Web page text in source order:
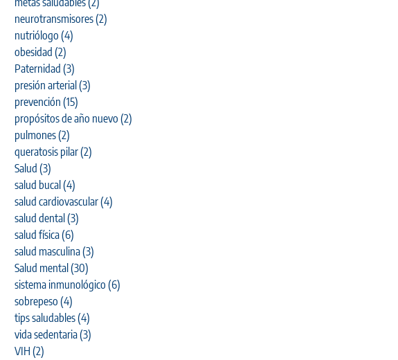
neurotransmisores(2)
nutriólogo (4)
obesidad (2)
Paternidad (3)
presión arterial(3)
prevención (15)
propósitos de año nuevo (2)
pulmones(2)
queratosis pilar(2)
Salud (3)
salud bucal(4)
salud cardiovascular(4)
salud dental(3)
salud física(6)
salud masculina(3)
Salud mental(30)
sistema inmunológico (6)
sobrepeso (4)
tips saludables(4)
vida sedentaria(3)
VIH (2)